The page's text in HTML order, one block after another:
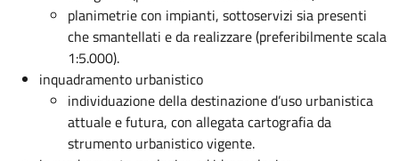
planimetrie con impianti, sottoservizi sia presenti
che smantellati e da realizzare (preferibilmente scala
1:5.000).
inquadramento urbanistico
individuazione della destinazione d’uso urbanistica
attuale e futura, con allegata cartografia da
strumento urbanistico vigente.